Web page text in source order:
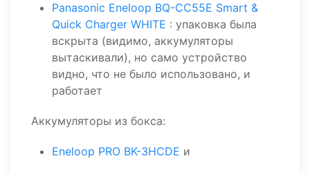
Panasonic Eneloop BQ-CC55E Smart &
Quick Charger WHITE : упаковка была
вскрыта (видимо, аккумуляторы
вытаскивали), но само устройство
видно, что не было использовано, и
работает
Аккумуляторы из бокса:
Eneloop PRO BK-3HCDE и